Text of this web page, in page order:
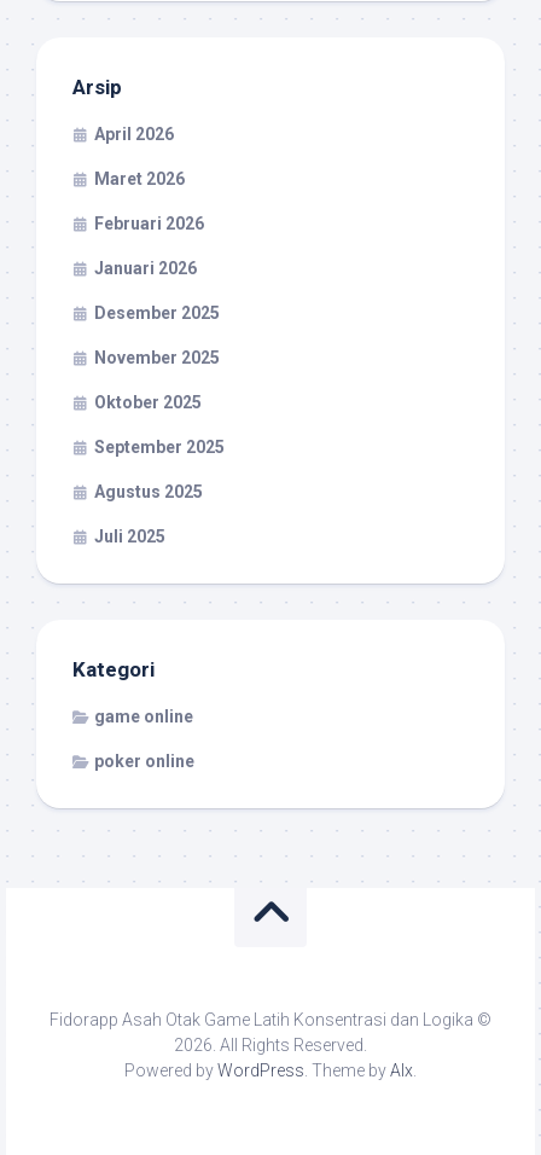
Arsip
April 2026
Maret 2026
Februari 2026
Januari 2026
Desember 2025
November 2025
Oktober 2025
September 2025
Agustus 2025
Juli 2025
Kategori
game online
poker online
Fidorapp Asah Otak Game Latih Konsentrasi dan Logika ©
2026. All Rights Reserved.
Powered byWordPress . Theme byAlx